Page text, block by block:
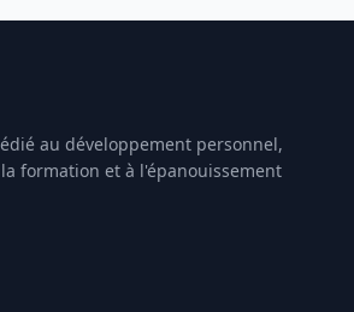
au développement personnel,
formation et à l'épanouissement